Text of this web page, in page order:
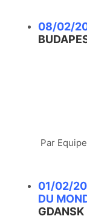
08/02/
Par
01/02/
DU
GDANSK